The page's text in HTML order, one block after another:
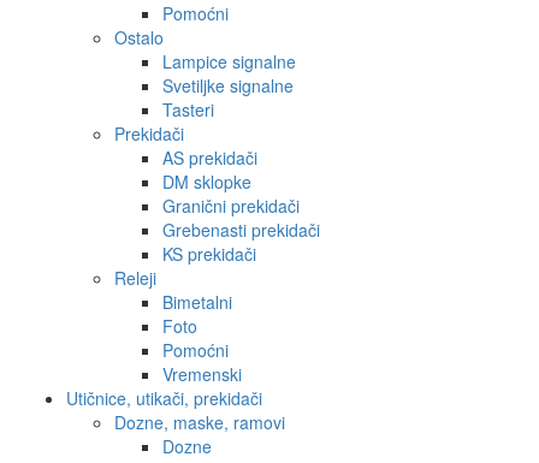
Pomoćni
Ostalo
Lampice signalne
Svetiljke signalne
Tasteri
Prekidači
AS prekidači
DM sklopke
Granični prekidači
Grebenasti prekidači
KS prekidači
Releji
Bimetalni
Foto
Pomoćni
Vremenski
Utičnice, utikači, prekidači
Dozne, maske, ramovi
Dozne